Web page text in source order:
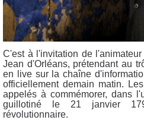
C'est à l'invitation de
Jean d'Orléans, prétendant au
en live sur la chaîne
officiellement demain matin.
appelés à commémorer, dans
guillotiné le 21 janvier
révolutionnaire.